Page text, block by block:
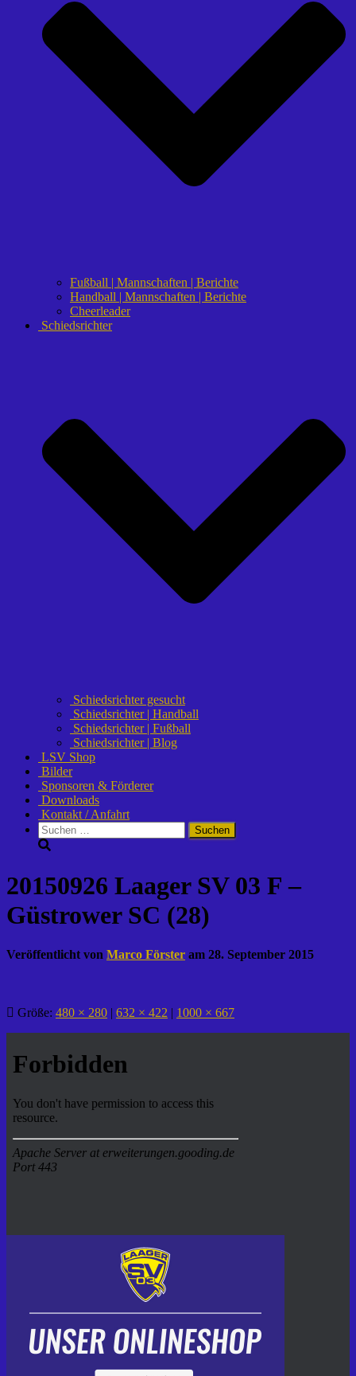
Fußball | Mannschaften | Berichte
Handball | Mannschaften | Berichte
Cheerleader
Schiedsrichter
Schiedsrichter gesucht
Schiedsrichter | Handball
Schiedsrichter | Fußball
Schiedsrichter | Blog
LSV Shop
Bilder
Sponsoren & Förderer
Downloads
Kontakt / Anfahrt
Suchen
nach:
20150926 Laager SV 03 F –
Güstrower SC (28)
Veröffentlicht von Marco Förster am 28. September 2015
Größe: 480 × 280 | 632 × 422 | 1000 × 667